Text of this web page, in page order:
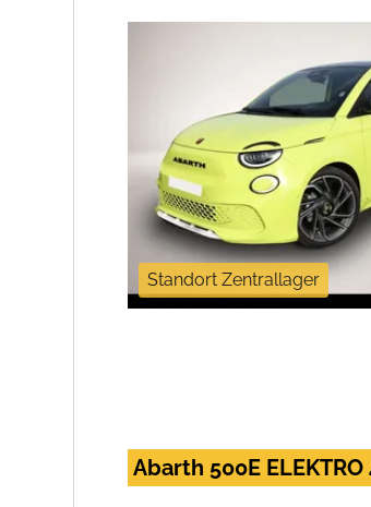
Standort Zentrallager
Abarth 500E ELEKTRO